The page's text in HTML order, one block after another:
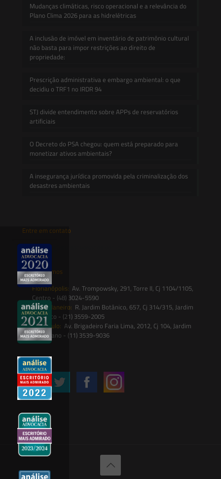
Mudanças climáticas, risco operacional e a relevância do
Plano Clima 2026 para as hidrelétricas
A inclusão de imóvel em inventário de patrimônio cultural
não basta para impor restrições ao direito de
propriedade:
Prescrição administrativa e embargo ambiental: o que
decidiu o TRF1 no IRDR 94
STJ divide entendimento sobre APPs de reservatórios
artificiais
O Decreto do PSA chegou: quem está preparado para
monetizar ativos ambientais?
A insegurança jurídica promovida pela criminalização dos
desastres ambientais
Entre em contato
contato@saesadvogados.com.br
Onde estamos
Florianópolis: Av. Trompowsky, 291, Torre II, Cj 1104/1105,
Centro - (48) 3024-5590
Rio de Janeiro: R. Jardim Botânico, 657, Cj 314/315, Jardim
Botânico - (21) 3559-2005
São Paulo: Av. Brigadeiro Faria Lima, 2012, Cj 104, Jardim
Paulistano - (11) 3539-9036
Siga-nos